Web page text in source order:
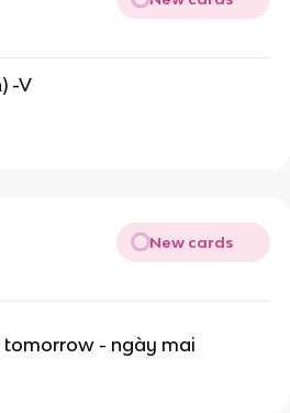
-V
New cards
tomorrow - ngày mai